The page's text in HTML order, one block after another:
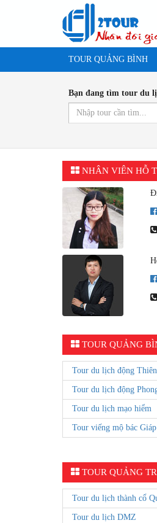
TOUR QUẢNG BÌNH
Bạn đang tìm tour du
NHÂN VIÊN HỖ
TOUR QUẢNG
Tour du lịch động
Tour du lịch động
Tour du lịch mạo hiểm
Tour viếng mộ bác Giáp
TOUR QUẢNG
Tour du lịch thành cổ
Tour du lịch DMZ